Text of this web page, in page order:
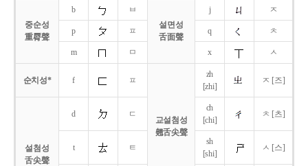
중순성
重脣聲
b
ㅂ
설면성
舌面聲
j ㅈ
p ㅍ q ㅊ
m ㅁ x ㅅ
순치성* f ㅍ
교설첨성
翹舌尖聲
zh
[zhi]
ㅈ [즈]
설첨성
舌尖聲
d ㄷ
ch
[chi]
ㅊ [츠]
t ㅌ
sh
[shi]
ㅅ [스]